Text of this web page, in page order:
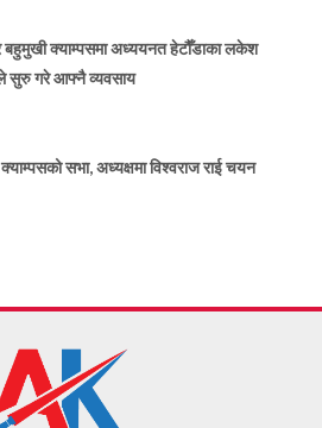
बहुमुखी क्याम्पसमा अध्ययनत हेटौँडाका लकेश
सुरु गरे आफ्नै व्यवसाय
सभा, अध्यक्षमा विश्वराज राई चयन